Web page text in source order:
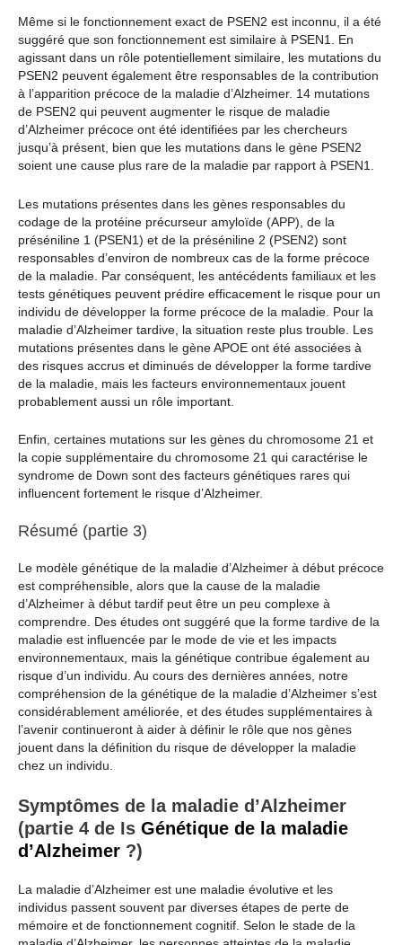
Même si le fonctionnement exact de PSEN2 est inconnu, il a été
suggéré que son fonctionnement est similaire à PSEN1. En
agissant dans un rôle potentiellement similaire, les mutations du
PSEN2 peuvent également être responsables de la contribution
à l’apparition précoce de la maladie d’Alzheimer. 14 mutations
de PSEN2 qui peuvent augmenter le risque de maladie
d’Alzheimer précoce ont été identifiées par les chercheurs
jusqu’à présent, bien que les mutations dans le gène PSEN2
soient une cause plus rare de la maladie par rapport à PSEN1.
Les mutations présentes dans les gènes responsables du
codage de la protéine précurseur amyloïde (APP), de la
préséniline 1 (PSEN1) et de la préséniline 2 (PSEN2) sont
responsables d’environ de nombreux cas de la forme précoce
de la maladie. Par conséquent, les antécédents familiaux et les
tests génétiques peuvent prédire efficacement le risque pour un
individu de développer la forme précoce de la maladie. Pour la
maladie d’Alzheimer tardive, la situation reste plus trouble. Les
mutations présentes dans le gène APOE ont été associées à
des risques accrus et diminués de développer la forme tardive
de la maladie, mais les facteurs environnementaux jouent
probablement aussi un rôle important.
Enfin, certaines mutations sur les gènes du chromosome 21 et
la copie supplémentaire du chromosome 21 qui caractérise le
syndrome de Down sont des facteurs génétiques rares qui
influencent fortement le risque d’Alzheimer.
Résumé (partie 3)
Le modèle génétique de la maladie d’Alzheimer à début précoce
est compréhensible, alors que la cause de la maladie
d’Alzheimer à début tardif peut être un peu complexe à
comprendre. Des études ont suggéré que la forme tardive de la
maladie est influencée par le mode de vie et les impacts
environnementaux, mais la génétique contribue également au
risque d’un individu. Au cours des dernières années, notre
compréhension de la génétique de la maladie d’Alzheimer s’est
considérablement améliorée, et des études supplémentaires à
l’avenir continueront à aider à définir le rôle que nos gènes
jouent dans la définition du risque de développer la maladie
chez un individu.
Symptômes de la maladie d’Alzheimer
(partie 4 de Is Génétique de la maladie
d’Alzheimer ?)
La maladie d’Alzheimer est une maladie évolutive et les
individus passent souvent par diverses étapes de perte de
mémoire et de fonctionnement cognitif. Selon le stade de la